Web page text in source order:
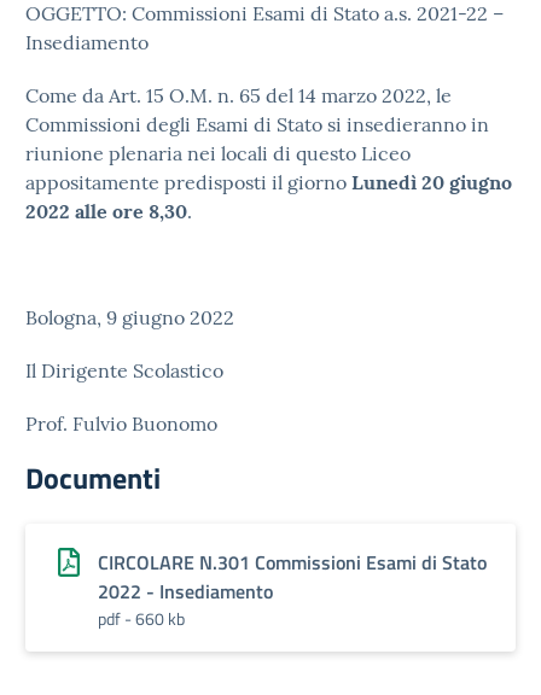
OGGETTO: Commissioni Esami di Stato a.s. 2021-22 –
Insediamento
Come da Art. 15 O.M. n. 65 del 14 marzo 2022, le
Commissioni degli Esami di Stato si insedieranno in
riunione plenaria nei locali di questo Liceo
appositamente predisposti il giorno Lunedì 20 giugno
2022 alle ore 8,30.
Bologna, 9 giugno 2022
Il Dirigente Scolastico
Prof. Fulvio Buonomo
Documenti
CIRCOLARE N.301 Commissioni Esami di Stato
2022 - Insediamento
pdf - 660 kb